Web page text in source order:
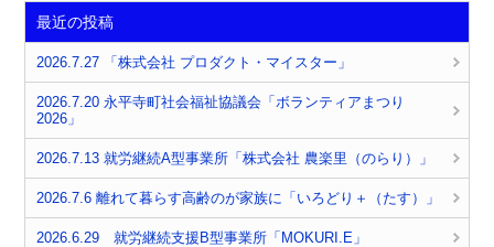
最近の投稿
2026.7.27 「株式会社 プロダクト・マイスター」
2026.7.20 永平寺町社会福祉協議会「ボランティアまつり
2026」
2026.7.13 就労継続A型事業所「株式会社 農楽里（のらり）」
2026.7.6 離れて暮らす高齢のが家族に「いろどり＋（たす）」
2026.6.29 就労継続支援B型事業所「MOKURI.E」